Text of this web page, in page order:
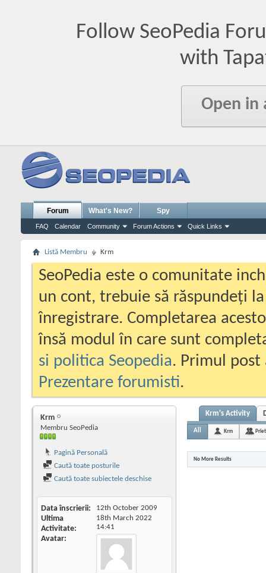
Follow SeoPedia
with
Open in
Forum
FAQ Calendar Community Forum Actions Quick Links
What's New? Spy
Listă Membru Krm
SeoPedia este o comunitate
un cont, trebuie să răspundeți
înregistrare. Completarea
însă modul în care sunt
si politica Seopedia. Primul
Prezentare forumisti.
Krm
Membru SeoPedia
Pagină Personală
Caută toate posturile
Caută toate subiectele deschise
Data înscrierii 12th October 2009
Ultima
Activitate
18th March 2022
14:41
Avatar
Krm's Activity
All Krm
No More Results